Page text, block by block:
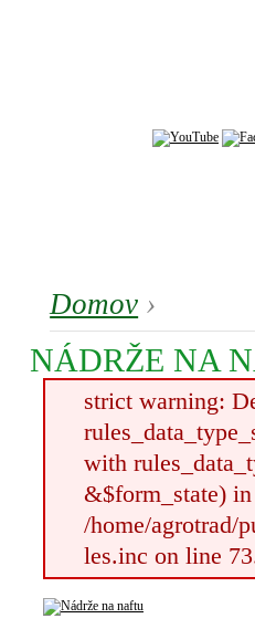
Domov ›
NÁDRŽE NA
strict warning:
with
&$form_state) in
/home/agrotrad/
les.inc on line